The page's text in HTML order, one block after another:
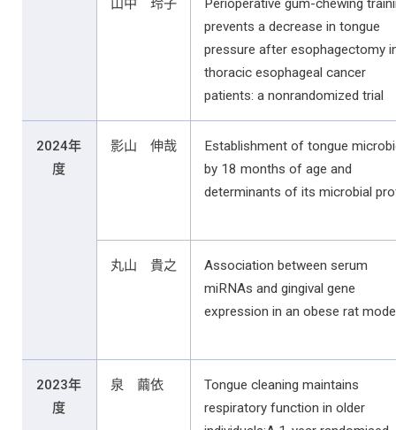
山中 玲子
Perioperative gum-chewing
prevents a decrease in tongue
pressure after esophagectomy
thoracic esophageal cancer
patients: a nonrandomized trial
2024年
度
影山 伸哉
Establishment of tongue
by 18 months of age and
determinants of its microbial
丸山 貴之
Association between serum
miRNAs and gingival gene
expression in an obese rat
2023年
度
泉 繭依
Tongue cleaning maintains
respiratory function in older